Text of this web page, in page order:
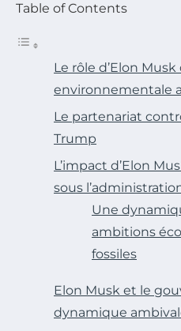
Table of Contents
Le rôle d’Elon
environnementale
Le partenariat
Trump
L’impact d’Elon
sous
Une
ambitions
fossiles
Elon Musk et le
dynamique